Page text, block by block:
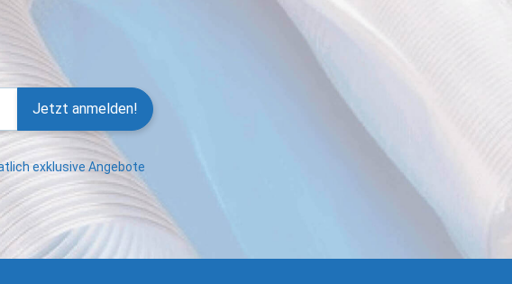
Jetzt anmelden!
exklusive Angebote